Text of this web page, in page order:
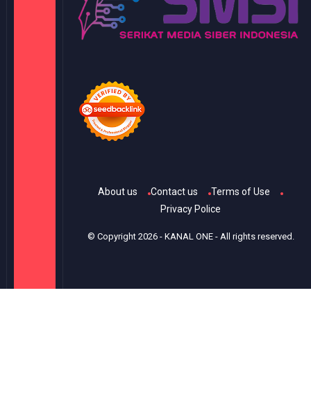
About us Contact us
Terms of Use
Privacy Police
© Copyright 2026- KANAL ONE- All rights reserved.